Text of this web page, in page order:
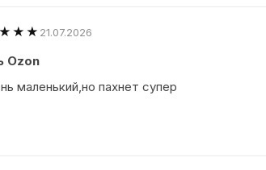
21.07.2026
Ozon
маленький,но пахнет супер